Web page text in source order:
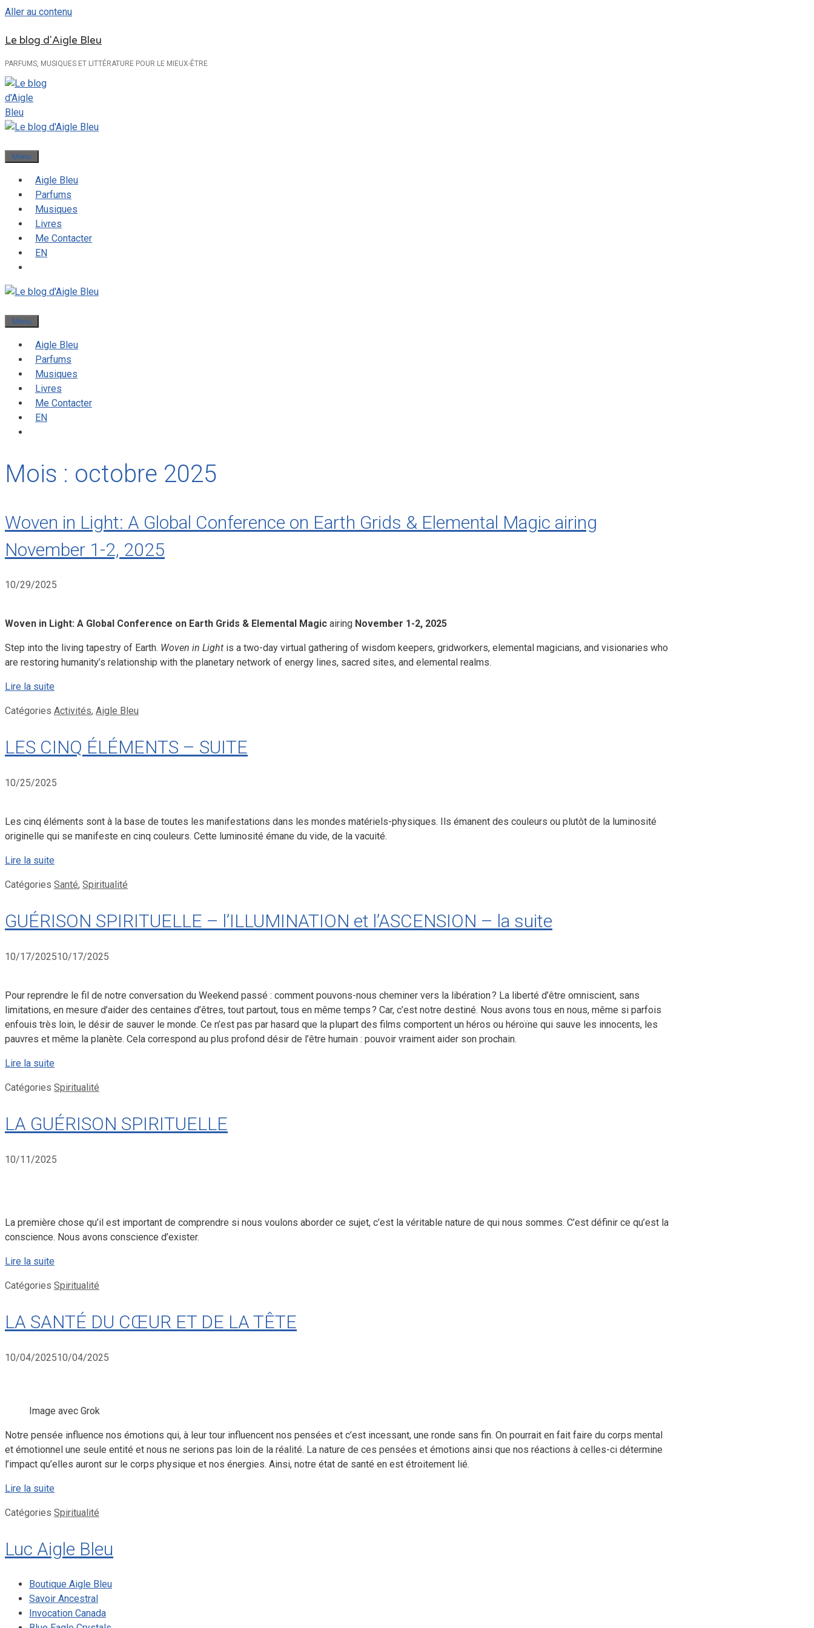
Aller au contenu
Le blog d'Aigle Bleu
PARFUMS, MUSIQUES ET LITTÉRATURE POUR LE MIEUX-ÊTRE
Menu
Aigle Bleu
Parfums
Musiques
Livres
Me Contacter
EN
Menu
Aigle Bleu
Parfums
Musiques
Livres
Me Contacter
EN
Mois : octobre 2025
Woven in Light: A Global Conference on Earth Grids & Elemental Magic airing
November 1-2, 2025
10/29/2025
Woven in Light: A Global Conference on Earth Grids & Elemental Magic airing November 1-2, 2025
Step into the living tapestry of Earth. Woven in Light is a two-day virtual gathering of wisdom keepers, gridworkers, elemental magicians, and visionaries who
are restoring humanity’s relationship with the planetary network of energy lines, sacred sites, and elemental realms.
Lire la suite
Catégories Activités, Aigle Bleu
LES CINQ ÉLÉMENTS – SUITE
10/25/2025
Les cinq éléments sont à la base de toutes les manifestations dans les mondes matériels-physiques. Ils émanent des couleurs ou plutôt de la luminosité
originelle qui se manifeste en cinq couleurs. Cette luminosité émane du vide, de la vacuité.
Lire la suite
Catégories Santé, Spiritualité
GUÉRISON SPIRITUELLE – l’ILLUMINATION et l’ASCENSION – la suite
10/17/202510/17/2025
Pour reprendre le fil de notre conversation du Weekend passé : comment pouvons-nous cheminer vers la libération ? La liberté d’être omniscient, sans
limitations, en mesure d’aider des centaines d’êtres, tout partout, tous en même temps ? Car, c’est notre destiné. Nous avons tous en nous, même si parfois
enfouis très loin, le désir de sauver le monde. Ce n’est pas par hasard que la plupart des films comportent un héros ou héroïne qui sauve les innocents, les
pauvres et même la planète. Cela correspond au plus profond désir de l’être humain : pouvoir vraiment aider son prochain.
Lire la suite
Catégories Spiritualité
LA GUÉRISON SPIRITUELLE
10/11/2025
La première chose qu’il est important de comprendre si nous voulons aborder ce sujet, c’est la véritable nature de qui nous sommes. C’est définir ce qu’est la
conscience. Nous avons conscience d’exister.
Lire la suite
Catégories Spiritualité
LA SANTÉ DU CŒUR ET DE LA TÊTE
10/04/202510/04/2025
Image avec Grok
Notre pensée influence nos émotions qui, à leur tour influencent nos pensées et c’est incessant, une ronde sans fin. On pourrait en fait faire du corps mental
et émotionnel une seule entité et nous ne serions pas loin de la réalité. La nature de ces pensées et émotions ainsi que nos réactions à celles-ci détermine
l’impact qu’elles auront sur le corps physique et nos énergies. Ainsi, notre état de santé en est étroitement lié.
Lire la suite
Catégories Spiritualité
Luc Aigle Bleu
Boutique Aigle Bleu
Savoir Ancestral
Invocation Canada